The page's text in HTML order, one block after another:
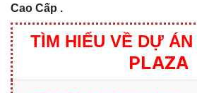
Cao Cấp .
TÌM HIỂU VỀ DỰ ÁN
PLAZA